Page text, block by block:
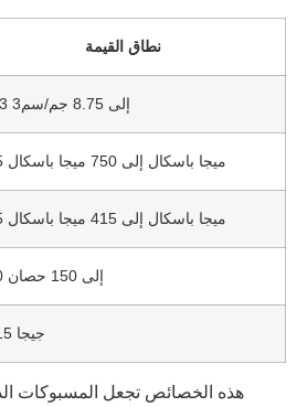
نطاق القيمة
8.53 إلى 8.75 جم/سم3
275 ميجا باسكال إلى 750 ميجا باسكال
105 ميجا باسكال إلى 415 ميجا باسكال
100 إلى 150 حصان
~115 جيجا
هذه الخصائص تجعل المسبوكات